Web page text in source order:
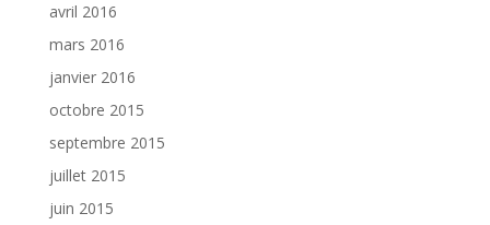
avril 2016
mars 2016
janvier 2016
octobre 2015
septembre 2015
juillet 2015
juin 2015